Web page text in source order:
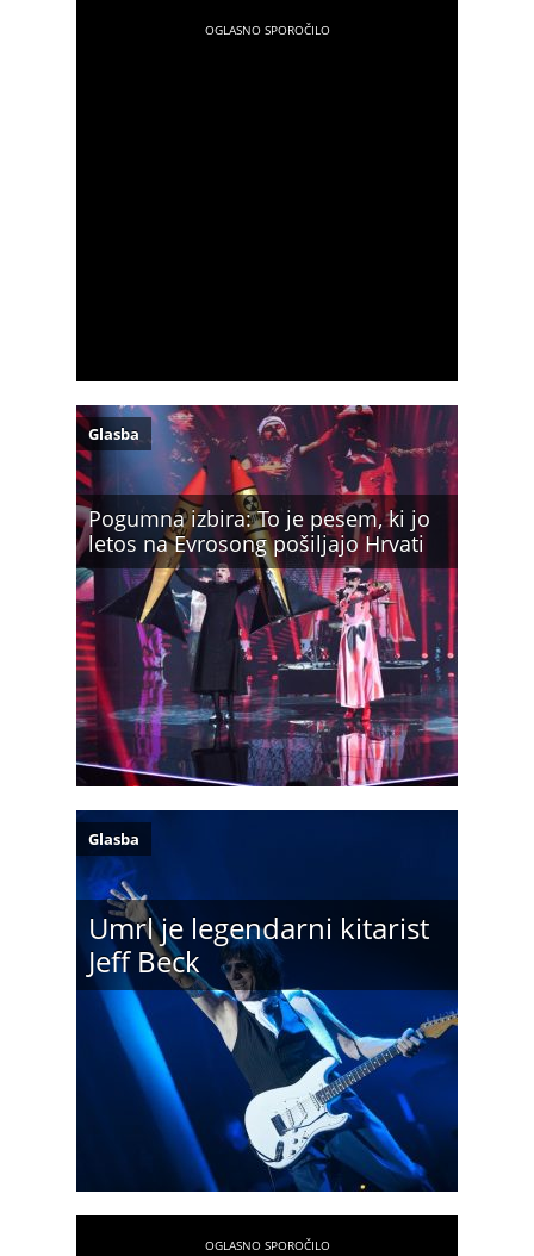
Pogumna izbira: To je pesem, ki jo
letos na Evrosong pošiljajo Hrvati
Glasba
Umrl je legendarni kitarist
Jeff Beck
Glasba